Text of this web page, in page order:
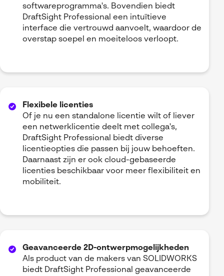
softwareprogramma's. Bovendien biedt
DraftSight Professional een intuïtieve
interface die vertrouwd aanvoelt, waardoor de
overstap soepel en moeiteloos verloopt.
Flexibele licenties
Of je nu een standalone licentie wilt of liever
een netwerklicentie deelt met collega's,
DraftSight Professional biedt diverse
licentieopties die passen bij jouw behoeften.
Daarnaast zijn er ook cloud-gebaseerde
licenties beschikbaar voor meer flexibiliteit en
mobiliteit.
Geavanceerde 2D-ontwerpmogelijkheden
Als product van de makers van SOLIDWORKS
biedt DraftSight Professional geavanceerde